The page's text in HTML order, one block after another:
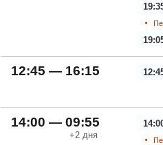
12:45 — 16:15
14:00 — 09:55
+2 дня